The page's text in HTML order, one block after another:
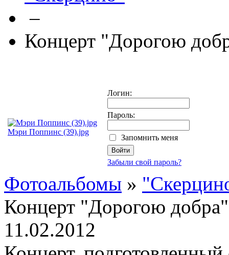
–
Концерт "Дорогою
Мэри Поппинс (39).jpg
Логин:
Пароль:
Запомнить меня
Забыли свой пароль?
Фотоальбомы »
Концерт "Дорогою добра"
11.02.2012